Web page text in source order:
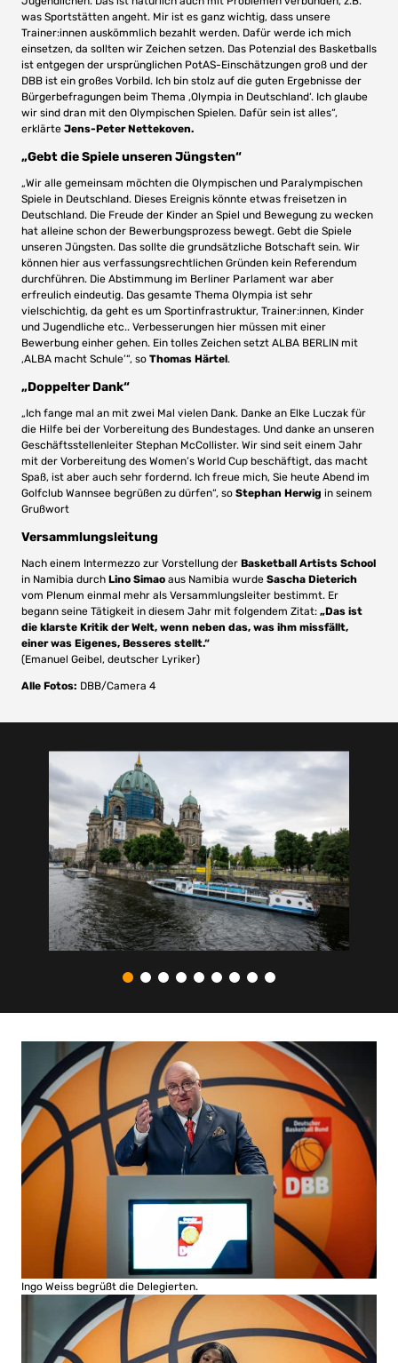
was Sportstätten angeht. Mir ist es ganz wichtig, dass unsere
Trainer:innen auskömmlich bezahlt werden. Dafür werde ich mich
einsetzen, da sollten wir Zeichen setzen. Das Potenzial des Basketballs
ist entgegen der ursprünglichen PotAS-Einschätzungen groß und der
DBB ist ein großes Vorbild. Ich bin stolz auf die guten Ergebnisse der
Bürgerbefragungen beim Thema ‚Olympia in Deutschland‘. Ich glaube
wir sind dran mit den Olympischen Spielen. Dafür sein ist alles“,
erklärte Jens-Peter Nettekoven.
„Gebt die Spiele unseren Jüngsten“
„Wir alle gemeinsam möchten die Olympischen und Paralympischen
Spiele in Deutschland. Dieses Ereignis könnte etwas freisetzen in
Deutschland. Die Freude der Kinder an Spiel und Bewegung zu wecken
hat alleine schon der Bewerbungsprozess bewegt. Gebt die Spiele
unseren Jüngsten. Das sollte die grundsätzliche Botschaft sein. Wir
können hier aus verfassungsrechtlichen Gründen kein Referendum
durchführen. Die Abstimmung im Berliner Parlament war aber
erfreulich eindeutig. Das gesamte Thema Olympia ist sehr
vielschichtig, da geht es um Sportinfrastruktur, Trainer:innen, Kinder
und Jugendliche etc.. Verbesserungen hier müssen mit einer
Bewerbung einher gehen. Ein tolles Zeichen setzt ALBA BERLIN mit
‚ALBA macht Schule’“, so Thomas Härtel.
„Doppelter Dank“
„Ich fange mal an mit zwei Mal vielen Dank. Danke an Elke Luczak für
die Hilfe bei der Vorbereitung des Bundestages. Und danke an unseren
Geschäftsstellenleiter Stephan McCollister. Wir sind seit einem Jahr
mit der Vorbereitung des Women’s World Cup beschäftigt, das macht
Spaß, ist aber auch sehr fordernd. Ich freue mich, Sie heute Abend im
Golfclub Wannsee begrüßen zu dürfen“, so Stephan Herwig in seinem
Grußwort
Versammlungsleitung
Nach einem Intermezzo zur Vorstellung der Basketball Artists School
in Namibia durch Lino Simao aus Namibia wurde Sascha Dieterich
vom Plenum einmal mehr als Versammlungsleiter bestimmt. Er
begann seine Tätigkeit in diesem Jahr mit folgendem Zitat: „Das ist
die klarste Kritik der Welt, wenn neben das, was ihm missfällt,
einer was Eigenes, Besseres stellt.“
(Emanuel Geibel, deutscher Lyriker)
Alle Fotos: DBB/Camera 4
Ingo Weiss begrüßt die Delegierten.